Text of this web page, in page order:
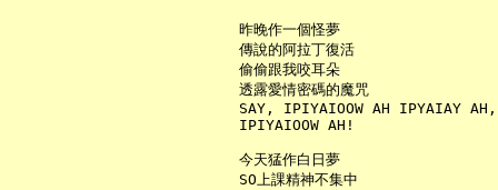
     昨晚作一個怪夢
     傳說的阿拉丁復活
     偷偷跟我咬耳朵
     透露愛情密碼的魔咒
     SAY, IPIYAIOOW AH IPYAIAY AH,
     IPIYAIOOW AH!
     今天猛作白日夢
     SO上課精神不集中